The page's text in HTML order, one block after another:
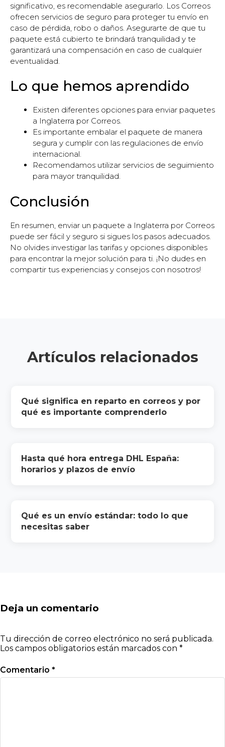
significativo, es recomendable asegurarlo. Los Correos
ofrecen servicios de seguro para proteger tu envío en
caso de pérdida, robo o daños. Asegurarte de que tu
paquete está cubierto te brindará tranquilidad y te
garantizará una compensación en caso de cualquier
eventualidad.
Lo que hemos aprendido
Existen diferentes opciones para enviar paquetes
a Inglaterra por Correos.
Es importante embalar el paquete de manera
segura y cumplir con las regulaciones de envío
internacional.
Recomendamos utilizar servicios de seguimiento
para mayor tranquilidad.
Conclusión
En resumen, enviar un paquete a Inglaterra por Correos
puede ser fácil y seguro si sigues los pasos adecuados.
No olvides investigar las tarifas y opciones disponibles
para encontrar la mejor solución para ti. ¡No dudes en
compartir tus experiencias y consejos con nosotros!
Artículos relacionados
Qué significa en reparto en correos y por
qué es importante comprenderlo
Hasta qué hora entrega DHL España:
horarios y plazos de envío
Qué es un envío estándar: todo lo que
necesitas saber
Deja un comentario
Tu dirección de correo electrónico no será publicada.
Los campos obligatorios están marcados con *
Comentario *